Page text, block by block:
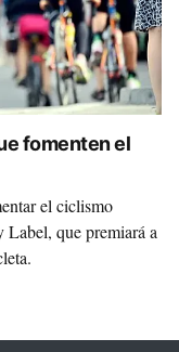
fomenten el
el ciclismo
que premiará a